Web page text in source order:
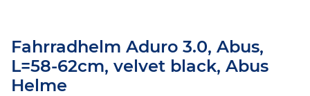
Fahrradhelm Aduro 3.0, Abus,
L=58-62cm, velvet black, Abus
Helme